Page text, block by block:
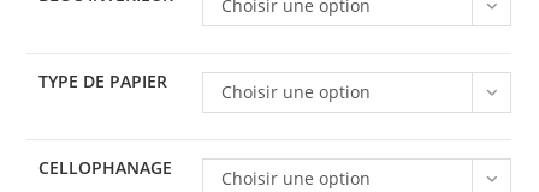
Choisir une option
TYPE DE PAPIER Choisir une option
CELLOPHANAGE Choisir une option